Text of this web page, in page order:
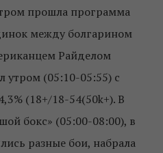
прошла программа
между болгарином
Райделом
утром (05:10-05:55) с
(18+/18-54(50k+). В
бокс» (05:00-08:00), в
разные бои, набрала